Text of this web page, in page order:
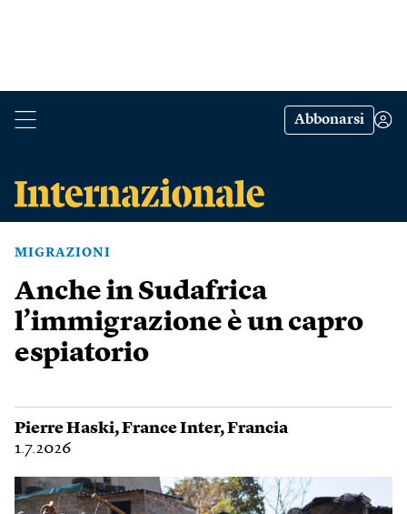
Abbonarsi
MIGRAZIONI
Anche in Sudafrica
l’immigrazione è un capro
espiatorio
Pierre Haski,France Inter,Francia
1.7.2026